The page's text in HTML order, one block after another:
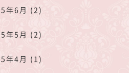
年6月 (2)
年5月 (2)
年4月 (1)